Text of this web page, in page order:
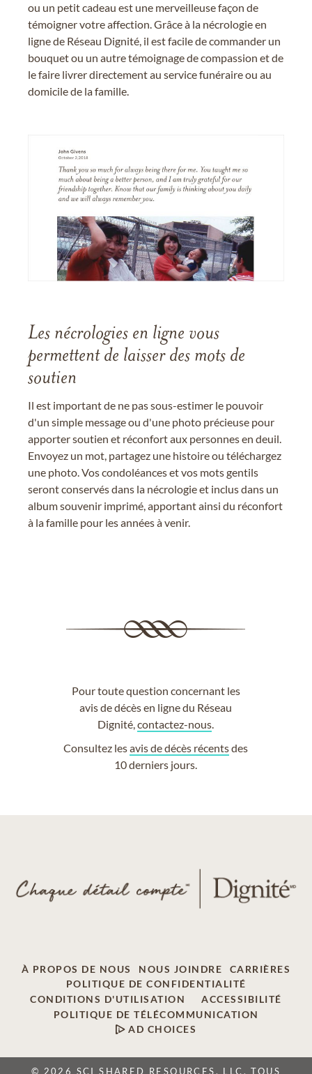
ou un petit cadeau est une merveilleuse façon de
témoigner votre affection. Grâce à la nécrologie en
ligne de Réseau Dignité, il est facile de commander un
bouquet ou un autre témoignage de compassion et de
le faire livrer directement au service funéraire ou au
domicile de la famille.
Les nécrologies en ligne vous
permettent de laisser des mots de
soutien
Il est important de ne pas sous-estimer le pouvoir
d'un simple message ou d'une photo précieuse pour
apporter soutien et réconfort aux personnes en deuil.
Envoyez un mot, partagez une histoire ou téléchargez
une photo. Vos condoléances et vos mots gentils
seront conservés dans la nécrologie et inclus dans un
album souvenir imprimé, apportant ainsi du réconfort
à la famille pour les années à venir.
Pour toute question concernant les
avis de décès en ligne du Réseau
Dignité,contactez-nous
Consultez lesavis de décès récentsdes
10 derniers jours.
À PROPOS DE NOUS NOUS JOINDRE
CARRIÈRES
POLITIQUE DE CONFIDENTIALITÉ
CONDITIONS D'UTILISATION
ACCESSIBILITÉ
POLITIQUE DE TÉLÉCOMMUNICATION
AD CHOICES
© 2026 SCI SHARED RESOURCES, LLC. TOUS